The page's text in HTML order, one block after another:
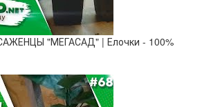
"МЕГАСАД" | Елочки - 100%